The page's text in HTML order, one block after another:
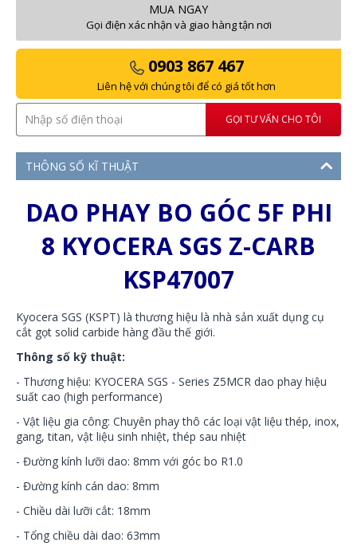
MUA NGAY
Gọi điện xác nhận và giao hàng tận nơi
0903 867 467
Liên hệ với chúng tôi để có giá tốt hơn
GỌI TƯ VẤN CHO TÔI
THÔNG SỐ KĨ THUẬT
DAO PHAY BO GÓC 5F PHI
8 KYOCERA SGS Z-CARB
KSP47007
Kyocera SGS (KSPT) là thương hiệu là nhà sản xuất dụng cụ
cắt gọt solid carbide hàng đầu thế giới.
Thông số kỹ thuật:
- Thương hiệu: KYOCERA SGS - Series Z5MCR dao phay hiệu
suất cao (high performance)
- Vật liệu gia công: Chuyên phay thô các loại vật liệu thép, inox,
gang, titan, vật liệu sinh nhiệt, thép sau nhiệt
- Đường kính lưỡi dao: 8mm với góc bo R1.0
- Đường kính cán dao: 8mm
- Chiều dài lưỡi cắt: 18mm
- Tổng chiều dài dao: 63mm